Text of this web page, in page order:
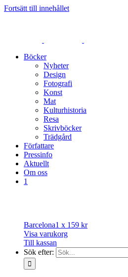
Fortsätt till innehållet
Böcker
Nyheter
Design
Fotografi
Konst
Mat
Kulturhistoria
Resa
Skrivböcker
Trädgård
Författare
Pressinfo
Aktuellt
Om oss
1
Barcelona1 x 159 kr
Visa varukorg
Till kassan
Sök efter: